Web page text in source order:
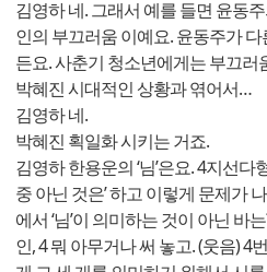
김영하 네. 그래서 예를 들면 윤동
인의 부끄러움 이예요. 윤동주가
든요. 사춘기 청소년에게는 부끄
박혜진 시대적인 상황과 엮어서…
김영하 네.
박혜진 획일화 시키는 거죠.
김영하 한용운의 ‘님’은요. 4지선
중 아닌 것은’ 하고 이렇게 문제가
에서 ‘님’이 의미하는 것이 아닌 바
인, 4 뭐 아무거나 써 놓고. (웃음) 4